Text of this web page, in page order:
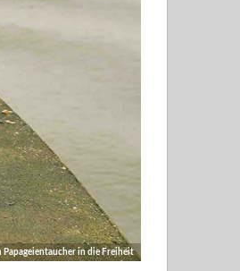
Papageientaucher in die Freiheit